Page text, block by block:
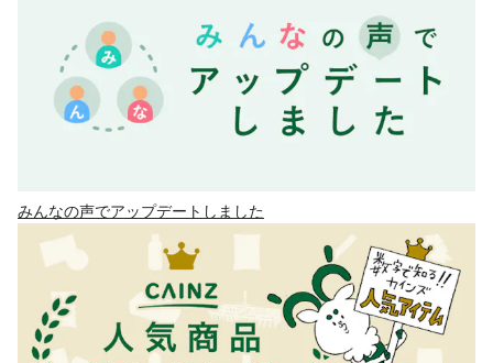
みんなの声でアップデートしました